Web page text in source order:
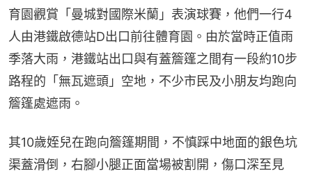
育園觀賞「曼城對國際米蘭」表演球賽，他們一行4
人由港鐵啟德站D出口前往體育園。由於當時正值雨
季落大雨，港鐵站出口與有蓋簷篷之間有一段約10步
路程的「無瓦遮頭」空地，不少市民及小朋友均跑向
簷篷處遮雨。
其10歲姪兒在跑向簷篷期間，不慎踩中地面的銀色坑
渠蓋滑倒，右腳小腿正面當場被割開，傷口深至見